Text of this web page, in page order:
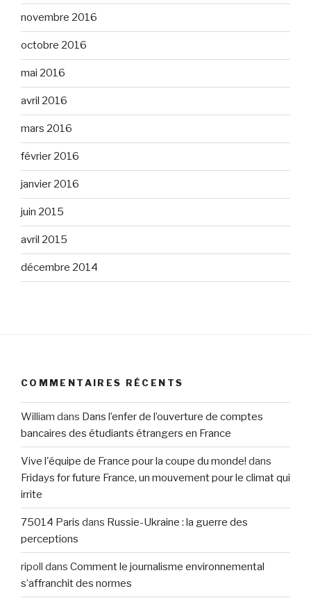
novembre 2016
octobre 2016
mai 2016
avril 2016
mars 2016
février 2016
janvier 2016
juin 2015
avril 2015
décembre 2014
COMMENTAIRES RÉCENTS
William dans Dans l’enfer de l’ouverture de comptes
bancaires des étudiants étrangers en France
Vive l'équipe de France pour la coupe du monde! dans
Fridays for future France, un mouvement pour le climat qui
irrite
75014 Paris dans Russie-Ukraine : la guerre des
perceptions
ripoll dans Comment le journalisme environnemental
s’affranchit des normes